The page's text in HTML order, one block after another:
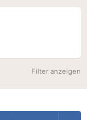
Filter anzeigen